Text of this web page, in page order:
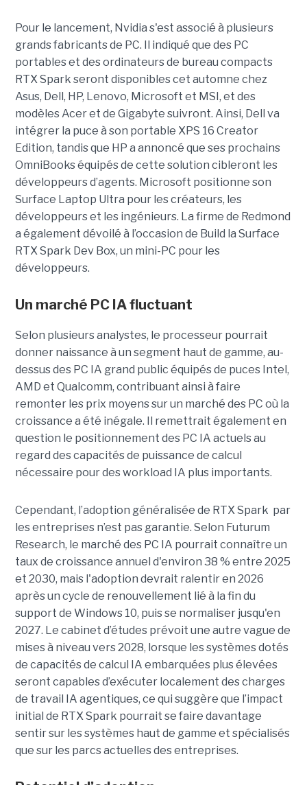
Pour le lancement, Nvidia s'est associé à plusieurs
grands fabricants de PC. Il indiqué que des PC
portables et des ordinateurs de bureau compacts
RTX Spark seront disponibles cet automne chez
Asus, Dell, HP, Lenovo, Microsoft et MSI, et des
modèles Acer et de Gigabyte suivront. Ainsi, Dell va
intégrer la puce à son portable XPS 16 Creator
Edition, tandis que HP a annoncé que ses prochains
OmniBooks équipés de cette solution cibleront les
développeurs d’agents. Microsoft positionne son
Surface Laptop Ultra pour les créateurs, les
développeurs et les ingénieurs. La firme de Redmond
a également dévoilé à l’occasion de Build la Surface
RTX Spark Dev Box, un mini-PC pour les
développeurs.
Un marché PC IA fluctuant
Selon plusieurs analystes, le processeur pourrait
donner naissance à un segment haut de gamme, au-
dessus des PC IA grand public équipés de puces Intel,
AMD et Qualcomm, contribuant ainsi à faire
remonter les prix moyens sur un marché des PC où la
croissance a été inégale. Il remettrait également en
question le positionnement des PC IA actuels au
regard des capacités de puissance de calcul
nécessaire pour des workload IA plus importants.
Cependant, l’adoption généralisée de RTX Spark par
les entreprises n’est pas garantie. Selon Futurum
Research, le marché des PC IA pourrait connaître un
taux de croissance annuel d'environ 38 % entre 2025
et 2030, mais l'adoption devrait ralentir en 2026
après un cycle de renouvellement lié à la fin du
support de Windows 10, puis se normaliser jusqu'en
2027. Le cabinet d’études prévoit une autre vague de
mises à niveau vers 2028, lorsque les systèmes dotés
de capacités de calcul IA embarquées plus élevées
seront capables d’exécuter localement des charges
de travail IA agentiques, ce qui suggère que l’impact
initial de RTX Spark pourrait se faire davantage
sentir sur les systèmes haut de gamme et spécialisés
que sur les parcs actuelles des entreprises.